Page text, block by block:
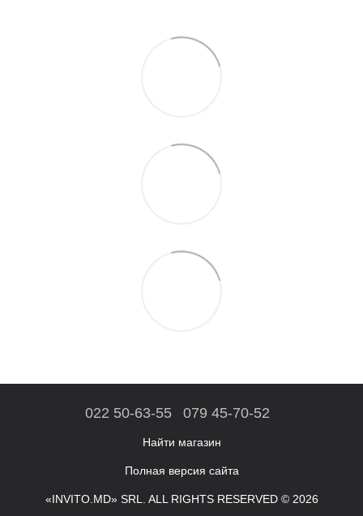
022 50-63-55 079 45-70-52
Найти магазин
Полная версия сайта
«INVITO.MD» SRL. ALL RIGHTS RESERVED © 2026